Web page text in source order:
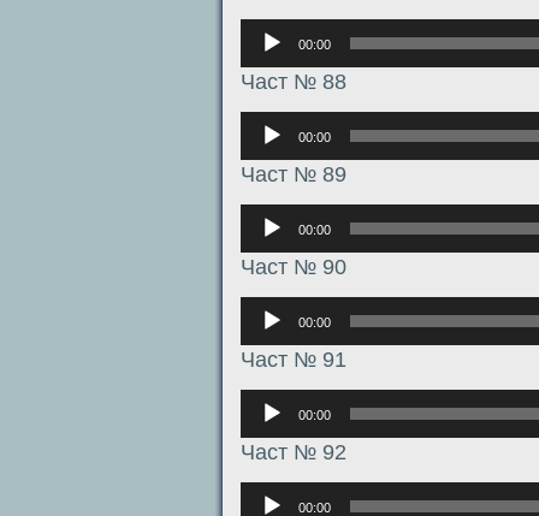
Аудиоплеер
00:00
Част № 88
Аудиоплеер
00:00
Част № 89
Аудиоплеер
00:00
Част № 90
Аудиоплеер
00:00
Част № 91
Аудиоплеер
00:00
Част № 92
Аудиоплеер
00:00